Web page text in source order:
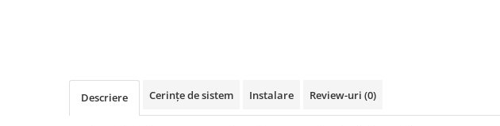
Descriere Cerințe de sistem Instalare Review-uri (0)